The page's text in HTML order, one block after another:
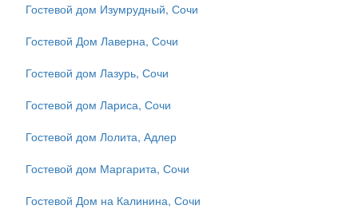
Гостевой дом Изумрудный, Сочи
Гостевой Дом Лаверна, Сочи
Гостевой дом Лазурь, Сочи
Гостевой дом Лариса, Сочи
Гостевой дом Лолита, Адлер
Гостевой дом Маргарита, Сочи
Гостевой Дом на Калинина, Сочи